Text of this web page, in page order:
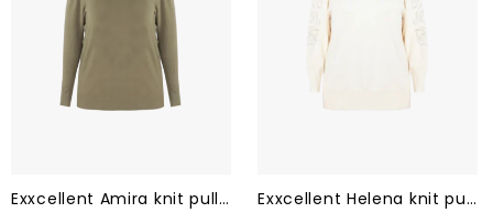
Exxcellent Amira knit pullover (2 kleuren)
Exxcellent Helena knit pullover